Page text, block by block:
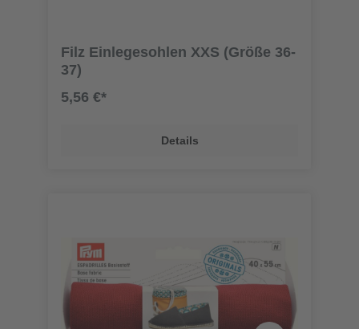
Filz Einlegesohlen XXS (Größe 36-
37)
5,56 €*
Details